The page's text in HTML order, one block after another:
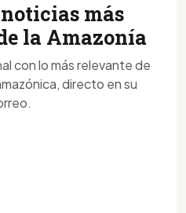
más
la Amazonía
con lo más relevante de
directo en su